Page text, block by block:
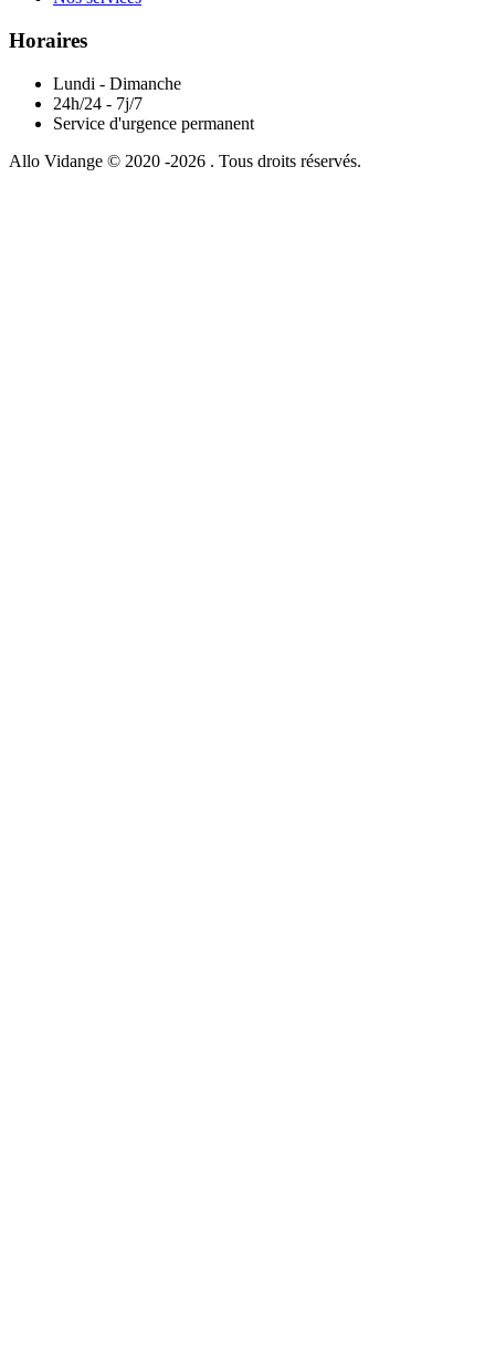
Horaires
Lundi - Dimanche
24h/24 - 7j/7
Service d'urgence permanent
Allo Vidange © 2020 -2026 . Tous droits réservés.